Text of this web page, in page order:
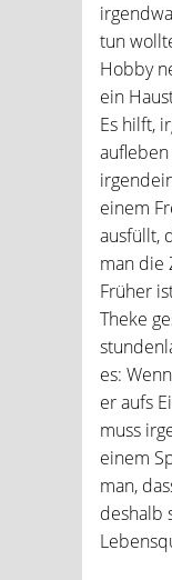
tun
Hobby
ein
Es hilft,
aufleben
einem
ausfüllt,
man die
Früher
Theke
es:
er aufs
muss
einem
man,
deshalb